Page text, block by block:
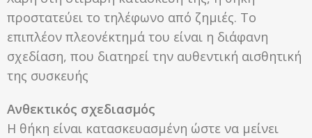
προστατεύει το τηλέφωνο από ζημιές. Το
επιπλέον πλεονέκτημά του είναι η διάφανη
σχεδίαση, που διατηρεί την αυθεντική αισθητική
της συσκευής
Ανθεκτικός σχεδιασμός
Η θήκη είναι κατασκευασμένη ώστε να μείνει